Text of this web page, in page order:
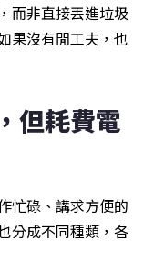
而非直接丟進垃圾
果沒有閒工夫，也
但耗費電
忙碌、講求方便的
分成不同種類，各